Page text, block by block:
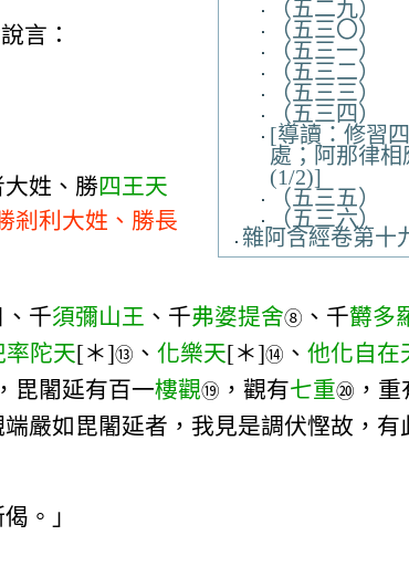
（五二九）
（五三〇）
（五三一）
（五三二）
（五三三）
（五三四）
[導讀：修習
處；阿那律相
(1/2)]
（五三五）
（五三六）
雜阿含經卷第十
言：
姓、勝四王天
剎利大姓、勝長
、千須彌山王 、千弗婆提舍⑧ 、千欝多
率陀天[＊]⑬ 、 化樂天[＊]⑭ 、 他化自在
毘闍延有百一樓觀⑲ ，觀有七重⑳ ，
嚴如毘闍延者，我見是調伏慳故，有
。」